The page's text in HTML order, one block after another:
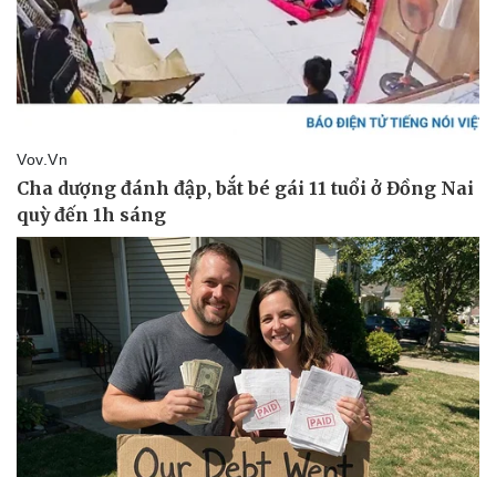
Doanh nghiệp
Thông tin doanh nghiệp
Doanh nghiệp 24h
Doanh nhân
Vì cộng đồng
Công nghệ
Tin Công nghệ
Trải nghiệm
Chuyển đổi số